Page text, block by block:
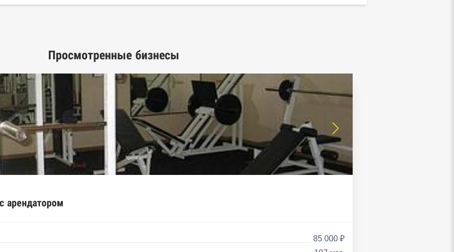
палаты
движимого имущества нотариальной палаты
ФМС
предпринимательства ФНС
Просмотренные бизнесы
арендатором
85 000 ₽